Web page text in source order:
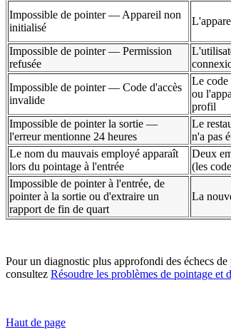
Impossible de pointer — Appareil non
initialisé
Impossible de pointer — Permission
refusée
Impossible de pointer — Code d'accès
invalide
Le code
ou
profil
Impossible de pointer la sortie —
l'erreur mentionne 24 heures
Le
n'a pas
Le nom du mauvais employé apparaît
lors du pointage à l'entrée
Deux
(les
Impossible de pointer à l'entrée, de
pointer à la sortie ou d'extraire un
rapport de fin de quart
La
Pour un diagnostic plus approfondi des échecs
consultez Résoudre les problèmes de pointage et
Haut de page